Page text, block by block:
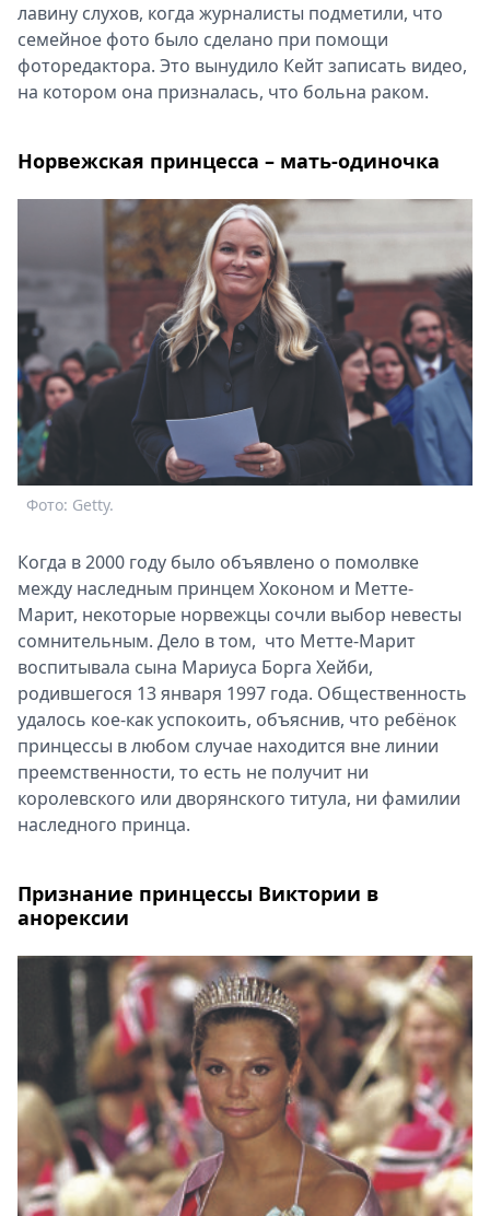
лавину слухов, когда журналисты подметили, что
семейное фото было сделано при помощи
фоторедактора. Это вынудило Кейт записать видео,
на котором она призналась, что больна раком.
Норвежская принцесса – мать-одиночка
Фото: Getty.
Когда в 2000 году было объявлено о помолвке
между наследным принцем Хоконом и Метте-
Марит, некоторые норвежцы сочли выбор невесты
сомнительным. Дело в том, что Метте-Марит
воспитывала сына Мариуса Борга Хейби,
родившегося 13 января 1997 года. Общественность
удалось кое-как успокоить, объяснив, что ребёнок
принцессы в любом случае находится вне линии
преемственности, то есть не получит ни
королевского или дворянского титула, ни фамилии
наследного принца.
Признание принцессы Виктории в
анорексии